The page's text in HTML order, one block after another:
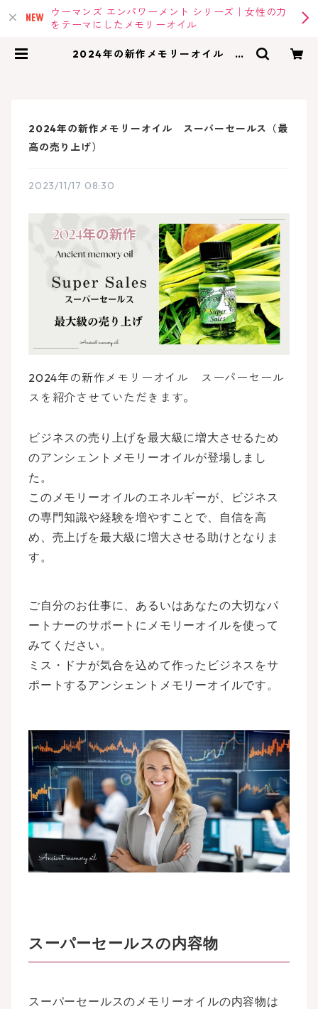
ウーマンズ エンパワーメント シリーズ｜女性の力
をテーマにしたメモリーオイル
2024年の新作メモリーオイル ス
2024年の新作メモリーオイル スーパーセールス（最
高の売り上げ）
2023/11/17 08:30
2024年の新作メモリーオイル スーパーセール
スを紹介させていただきます。
ビジネスの売り上げを最大級に増大させるため
のアンシェントメモリーオイルが登場しまし
た。
このメモリーオイルのエネルギーが、ビジネス
の専門知識や経験を増やすことで、自信を高
め、売上げを最大級に増大させる助けとなりま
す。
ご自分のお仕事に、あるいはあなたの大切なパ
ートナーのサポートにメモリーオイルを使って
みてください。
ミス・ドナが気合を込めて作ったビジネスをサ
ポートするアンシェントメモリーオイルです。
スーパーセールスの内容物
スーパーセールスのメモリーオイルの内容物は